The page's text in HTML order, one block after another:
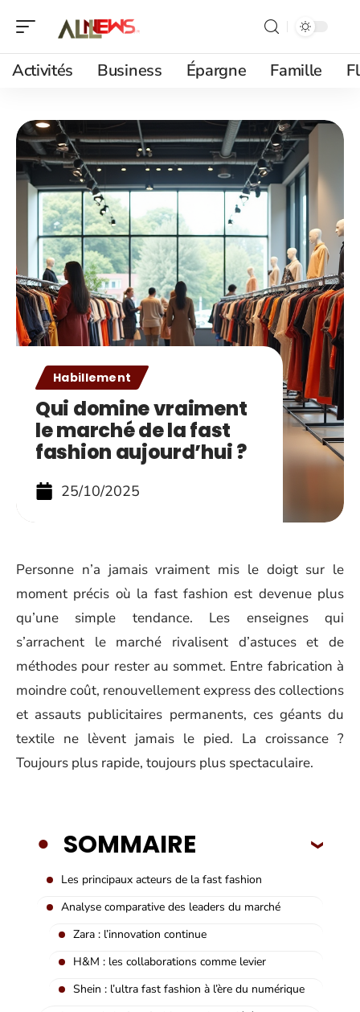
Activités Business Épargne Famille
Habillement
Qui domine vraiment
le marché de la fast
fashion aujourd’hui ?
25/10/2025
Personne n’a jamais vraiment mis le doigt sur le
moment précis où la fast fashion est devenue plus
qu’une simple tendance. Les enseignes qui
s’arrachent le marché rivalisent d’astuces et de
méthodes pour rester au sommet. Entre fabrication à
moindre coût, renouvellement express des collections
et assauts publicitaires permanents, ces géants du
textile ne lèvent jamais le pied. La croissance ?
Toujours plus rapide, toujours plus spectaculaire.
SOMMAIRE
Les principaux acteurs de la fast fashion
Analyse comparative des leaders du marché
Zara : l’innovation continue
H&M : les collaborations comme levier
Shein : l’ultra fast fashion à l’ère du numérique